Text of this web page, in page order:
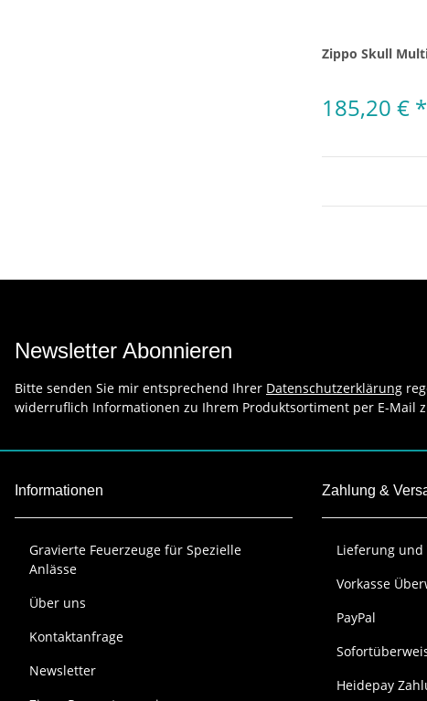
Zippo Skull
185,20 € *
Newsletter Abonnieren
Bitte senden Sie mir entsprechend Ihrer Datenschutzerklärung
widerruflich Informationen zu Ihrem Produktsortiment per E-Mail
Informationen
Gravierte Feuerzeuge für Spezielle
Anlässe
Über uns
Kontaktanfrage
Newsletter
Zahlung &
Lieferung und
Vorkasse
PayPal
Heidepay